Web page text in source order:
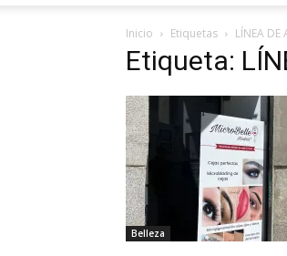
Inicio Etiquetas LÍNEA DE
Etiqueta:
Belleza